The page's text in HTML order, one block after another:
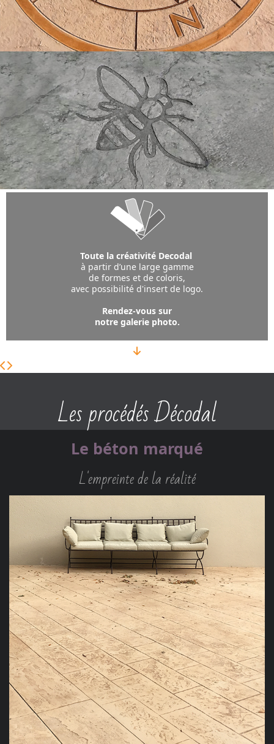
Toute la créativité Decodal
à partir d’une large gamme
de formes et de coloris,
avec possibilité d'insert de logo.
Rendez-vous sur
notre galerie photo.
Les procédés Décodal
Le béton marqué
L'empreinte de la réalité